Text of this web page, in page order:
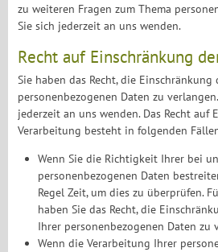
zu weiteren Fragen zum Thema
Sie sich jederzeit an uns wenden.
Recht auf Einschränkung
Sie haben das Recht, die
personenbezogenen Daten zu
jederzeit an uns wenden. Das Recht auf
Verarbeitung besteht in folgenden
Wenn Sie die Richtigkeit Ihrer bei
personenbezogenen Daten
Regel Zeit, um dies zu überprüfen.
haben Sie das Recht, die
Ihrer personenbezogenen Daten zu
Wenn die Verarbeitung Ihrer